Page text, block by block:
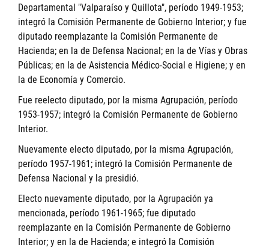
Departamental "Valparaíso y Quillota", período 1949-1953;
integró la Comisión Permanente de Gobierno Interior; y fue
diputado reemplazante la Comisión Permanente de
Hacienda; en la de Defensa Nacional; en la de Vías y Obras
Públicas; en la de Asistencia Médico-Social e Higiene; y en
la de Economía y Comercio.
Fue reelecto diputado, por la misma Agrupación, período
1953-1957; integró la Comisión Permanente de Gobierno
Interior.
Nuevamente electo diputado, por la misma Agrupación,
período 1957-1961; integró la Comisión Permanente de
Defensa Nacional y la presidió.
Electo nuevamente diputado, por la Agrupación ya
mencionada, período 1961-1965; fue diputado
reemplazante en la Comisión Permanente de Gobierno
Interior; y en la de Hacienda; e integró la Comisión